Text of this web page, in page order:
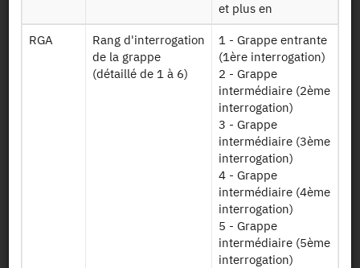
répondu au
quatrième
trimestre 2017
de l'Enquête
Table contenant
tous les individus
appartenant à un
et plus en
RGA
Rang d'interrogation
de la grappe
(détaillé de 1 à 6)
1 - Grappe entrante
(1ère interrogation)
2 - Grappe
intermédiaire (2ème
interrogation)
3 - Grappe
intermédiaire (3ème
interrogation)
4 - Grappe
intermédiaire (4ème
interrogation)
5 - Grappe
intermédiaire (5ème
interrogation)